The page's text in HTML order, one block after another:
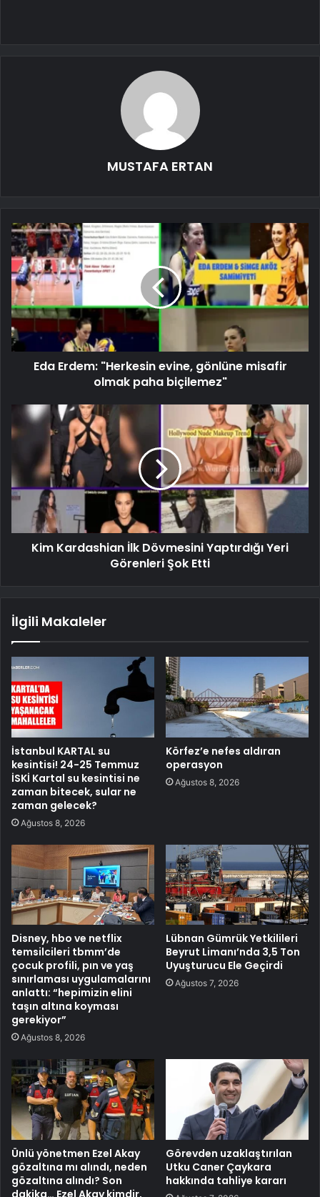
MUSTAFA ERTAN
Eda Erdem: "Herkesin evine, gönlüne misafir
olmak paha biçilemez"
Kim Kardashian İlk Dövmesini Yaptırdığı Yeri
Görenleri Şok Etti
İlgili Makaleler
İstanbul KARTAL su
kesintisi! 24-25 Temmuz
İSKİ Kartal su kesintisi ne
zaman bitecek, sular ne
zaman gelecek?
Ağustos 8, 2026
Körfez’e nefes aldıran
operasyon
Ağustos 8, 2026
Disney, hbo ve netflix
temsilcileri tbmm’de
çocuk profili, pın ve yaş
sınırlaması uygulamalarını
anlattı: “hepimizin elini
taşın altına koyması
gerekiyor”
Ağustos 8, 2026
Lübnan Gümrük Yetkilileri
Beyrut Limanı’nda 3,5 Ton
Uyuşturucu Ele Geçirdi
Ağustos 7, 2026
Ünlü yönetmen Ezel Akay
gözaltına mı alındı, neden
gözaltına alındı? Son
Görevden uzaklaştırılan
Utku Caner Çaykara
hakkında tahliye kararı